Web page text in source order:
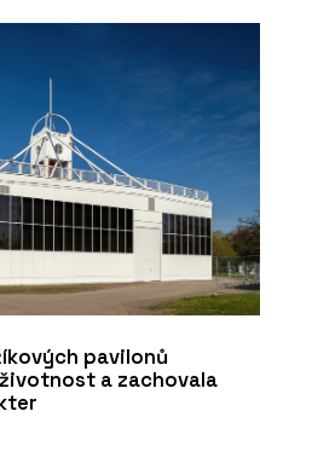
pavilonů
a zachovala